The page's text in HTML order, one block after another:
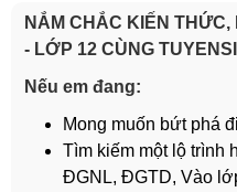
NẮM CHẮC KIẾN
- LỚP 12 CÙNG
Nếu em đang:
Mong muốn bứt phá
Tìm kiếm một lộ trình
ĐGNL, ĐGTD, Vào